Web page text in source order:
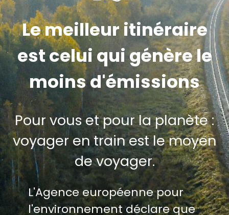
Le meilleur itinéraire
est celui qui génère le
moins d'émissions
Pour vous et pour la planète :
voyager en train est le moyen
de voyager.
L'Agence européenne pour
l'environnement déclare que